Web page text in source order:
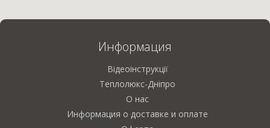
Информация
Відеоінструкції
Теплолюкс-Дніпро
О нас
Информация о доставке и оплате